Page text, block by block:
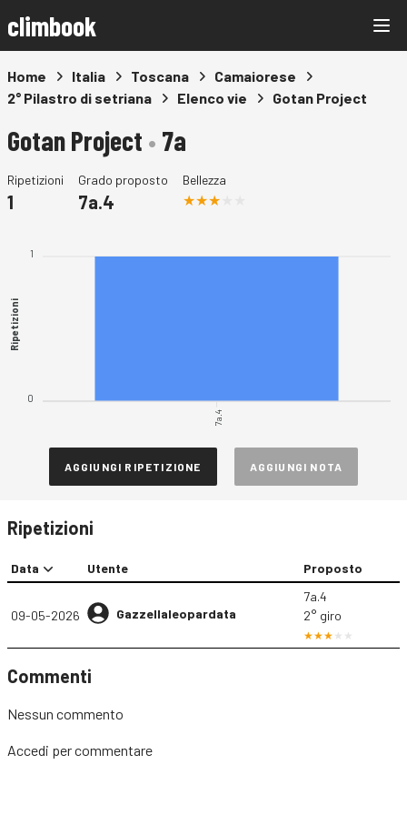
climbook
Home Italia Toscana
Camaiorese
2° Pilastro di setriana
Elenco vie Gotan Project
Gotan Project • 7a
Ripetizioni
1
Grado proposto
7a.4
Bellezza
1
0
Ripetizioni
7a.4
AGGIUNGI RIPETIZIONE AGGIUNGI NOTA
Ripetizioni
Data Utente Proposto
09-05-2026 Gazzellaleopardata
7a.4
2° giro
Commenti
Nessun commento
Accedi per commentare